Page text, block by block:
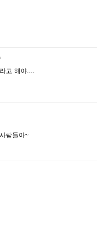
고 해야....
람들아~